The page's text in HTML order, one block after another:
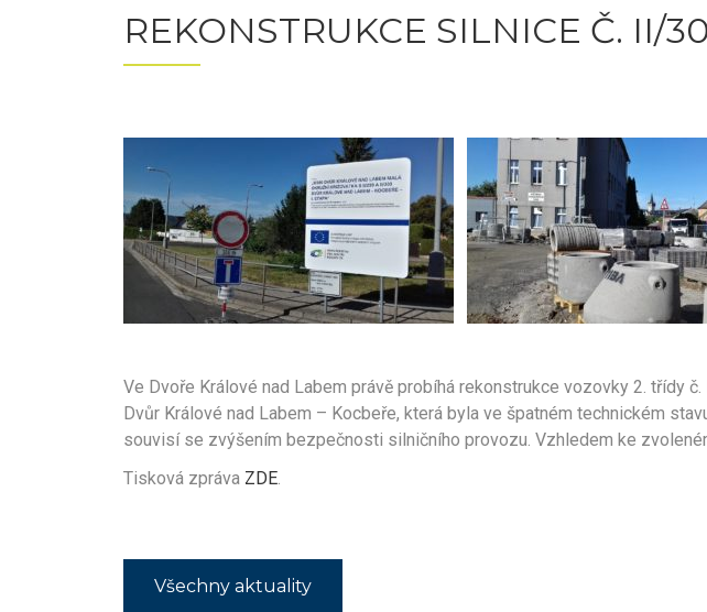
REKONSTRUKCE SILNICE Č. II/
Ve Dvoře Králové nad Labem právě probíhá rekonstrukce vozovky 2. třídy
Dvůr Králové nad Labem – Kocbeře, která byla ve špatném technickém
souvisí se zvýšením bezpečnosti silničního provozu. Vzhledem ke
Tisková zpráva ZDE.
Všechny aktuality